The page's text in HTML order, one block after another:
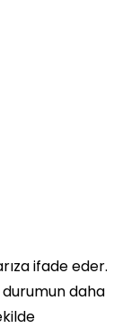
ifade eder.
daha